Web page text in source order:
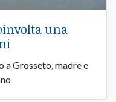
una
Grosseto, madre e